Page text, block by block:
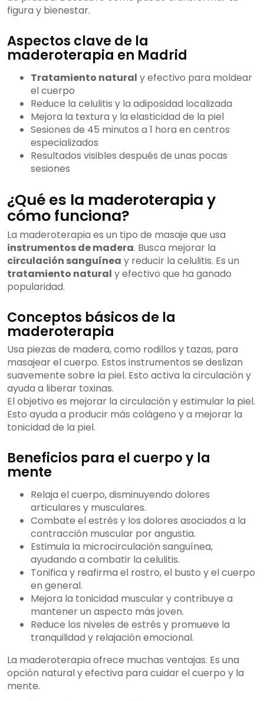
figura y bienestar.
Aspectos clave de la
maderoterapia en Madrid
Tratamiento natural y efectivo para moldear
el cuerpo
Reduce la celulitis y la adiposidad localizada
Mejora la textura y la elasticidad de la piel
Sesiones de 45 minutos a 1 hora en centros
especializados
Resultados visibles después de unas pocas
sesiones
¿Qué es la maderoterapia y
cómo funciona?
La maderoterapia es un tipo de masaje que usa
instrumentos de madera. Busca mejorar la
circulación sanguínea y reducir la celulitis. Es un
tratamiento natural y efectivo que ha ganado
popularidad.
Conceptos básicos de la
maderoterapia
Usa piezas de madera, como rodillos y tazas, para
masajear el cuerpo. Estos instrumentos se deslizan
suavemente sobre la piel. Esto activa la circulación y
ayuda a liberar toxinas.
El objetivo es mejorar la circulación y estimular la piel.
Esto ayuda a producir más colágeno y a mejorar la
tonicidad de la piel.
Beneficios para el cuerpo y la
mente
Relaja el cuerpo, disminuyendo dolores
articulares y musculares.
Combate el estrés y los dolores asociados a la
contracción muscular por angustia.
Estimula la microcirculación sanguínea,
ayudando a combatir la celulitis.
Tonifica y reafirma el rostro, el busto y el cuerpo
en general.
Mejora la tonicidad muscular y contribuye a
mantener un aspecto más joven.
Reduce los niveles de estrés y promueve la
tranquilidad y relajación emocional.
La maderoterapia ofrece muchas ventajas. Es una
opción natural y efectiva para cuidar el cuerpo y la
mente.